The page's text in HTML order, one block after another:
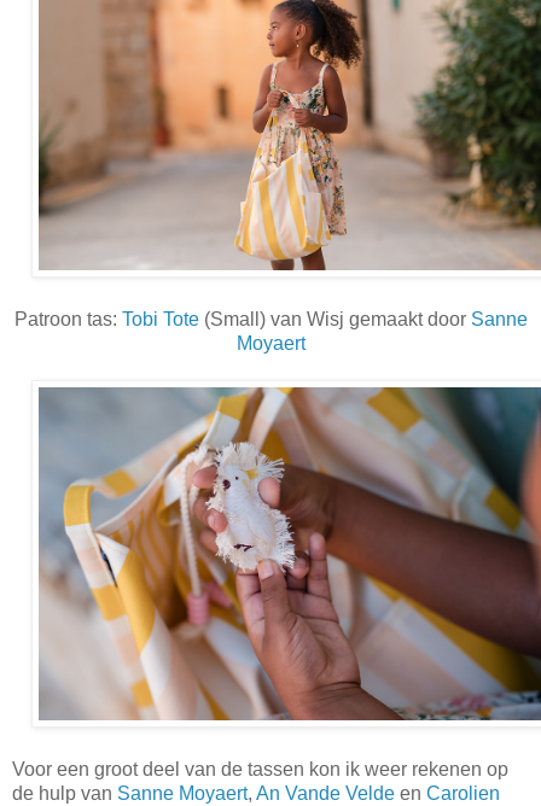
Patroon tas: Tobi Tote(Small) van Wisj gemaakt door Sanne
Moyaert
Voor een groot deel van de tassen kon ik weer rekenen op
de hulp van Sanne Moyaert, An Vande Velde en Carolien